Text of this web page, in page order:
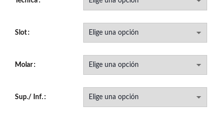
hasta
$16.800
Slot
Molar
Sup./ Inf.